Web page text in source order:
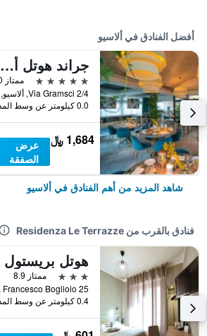
أفضل الفنادق في ألاسيو
جراند هوتل ألاسيو بيتش آند سبا ريزورت - ذا ليدينج هوتلز أوف ذا وورلد
5 نجوم
ممتاز 9.0
0.0 كيلومتر عن وسط المدينة
1,684 ﷼
عرض
الصفقة
شاهد المزيد من أهم الفنادق في ألاسيو
فنادق بالقرب من Residenza Le Terrazze
هوتل بريستول
3 نجوم
ممتاز 8.9
0.4 كيلومتر عن وسط المدينة